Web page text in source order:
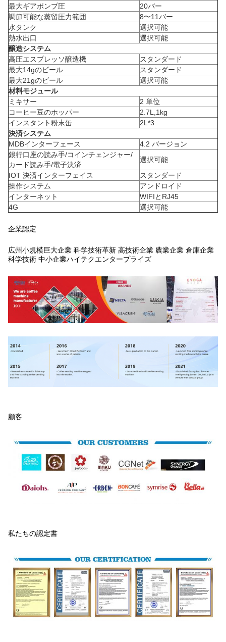
最大ギアポンプ圧
20バー
調節可能な蒸留圧力範囲
8〜11バー
水タンク
選択可能
熱水出口
選択可能
醸造システム
高圧エスプレッソ醸造機
スタンダード
最大14gのビール
スタンダード
最大21gのビール
選択可能
材料モジュール
ミキサー
2 単位
コーヒー豆のホッパー
2.7L,1kg
インスタント粉末缶
2L*3
決済システム
MDBインターフェース
4.2 バージョン
銀行口座の読み手/コインチェンジャー/
カード読み手/電子決済
選択可能
IOT 決済インターフェイス
スタンダード
操作システム
アンドロイド
インターネット
WIFIとRJ45
4G
選択可能
企業認定
広州小規模巨大企業 科学技術革新 高技術企業 農業企業 倉庫企業
科学技術 中小企業ハイテクエンタープライズ
顧客
私たちの認定書